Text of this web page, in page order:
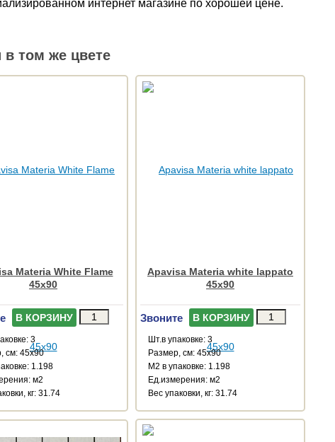
интернет магазине по хорошей цене.
в том же цвете
Materia White Flame
45x90
В КОРЗИНУ
3
см: 45x90
1.198
м2
кг: 31.74
Apavisa Materia white lappato
45x90
Звоните В КОРЗИНУ
Шт.в упаковке: 3
Размер, см: 45x90
М2 в упаковке: 1.198
Ед.измерения: м2
Веc упаковки, кг: 31.74